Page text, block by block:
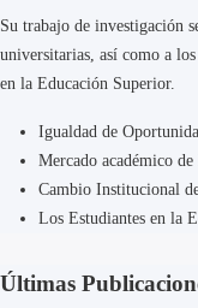
Su trabajo de investigación
universitarias, así como a
en la Educación Superior.
Igualdad de
Mercado académico
Cambio Institucional
Los Estudiantes en la
Últimas